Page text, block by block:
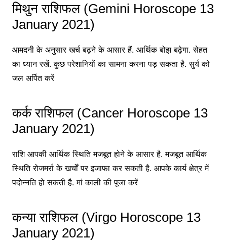
मिथुन राशिफल (Gemini Horoscope 13
January 2021)
आमदनी के अनुसार खर्च बढ़ने के आसार हैं. आर्थिक बोझ बढ़ेगा. सेहत
का ध्यान रखें. कुछ परेशानियों का सामना करना पड़ सकता है. सुर्य को
जल अर्पित करें
कर्क राशिफल (Cancer Horoscope 13
January 2021)
राशि आपकी आर्थिक स्थिति मजबूत होने के आसार है. मजबूत आर्थिक
स्थिति रोजमर्रा के खर्चों पर इजाफा कर सकती है. आपके कार्य क्षेत्र में
पदोन्नति हो सकती है. मां काली की पूजा करें
कन्या राशिफल (Virgo Horoscope 13
January 2021)